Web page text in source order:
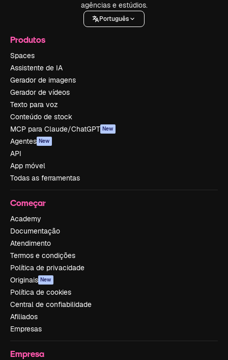
agências e estúdios.
Português
Produtos
Spaces
Assistente de IA
Gerador de imagens
Gerador de vídeos
Texto para voz
Conteúdo de stock
MCP para Claude/ChatGPT New
Agentes New
API
App móvel
Todas as ferramentas
Começar
Academy
Documentação
Atendimento
Termos e condições
Política de privacidade
Originais New
Política de cookies
Central de confiabilidade
Afiliados
Empresas
Empresa